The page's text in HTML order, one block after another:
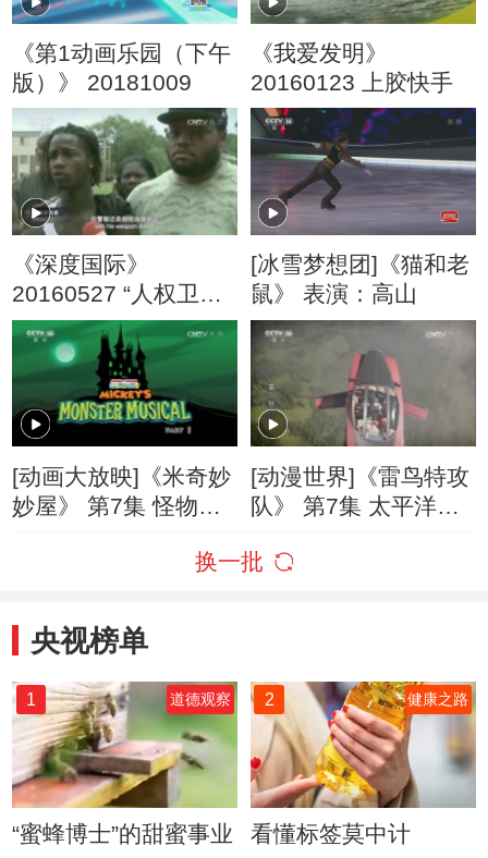
《第1动画乐园（下午
版）》 20181009
《我爱发明》
20160123 上胶快手
《深度国际》
20160527 “人权卫
士”的人权纪录
[冰雪梦想团]《猫和老
鼠》 表演：高山
[动画大放映]《米奇妙
妙屋》 第7集 怪物音
[动漫世界]《雷鸟特攻
队》 第7集 太平洋火
换一批
央视榜单
1 道德观察
“蜜蜂博士”的甜蜜事业
2 健康之路
看懂标签莫中计